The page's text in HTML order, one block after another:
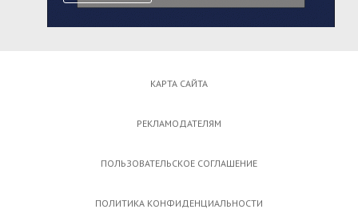
КАРТА САЙТА
РЕКЛАМОДАТЕЛЯМ
ПОЛЬЗОВАТЕЛЬСКОЕ СОГЛАШЕНИЕ
ПОЛИТИКА КОНФИДЕНЦИАЛЬНОСТИ